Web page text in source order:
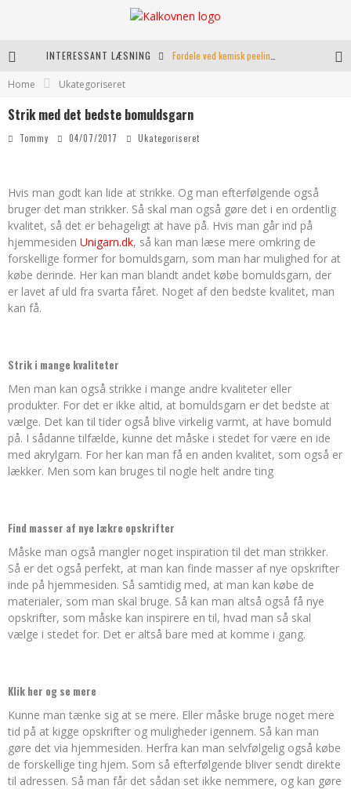
INTERESSANT LÆSNING
Home Ukategoriseret
Strik med det bedste bomuldsgarn
Tommy 04/07/2017 Ukategoriseret
Hvis man godt kan lide at strikke. Og man efterfølgende også
bruger det man strikker. Så skal man også gøre det i en ordentlig
kvalitet, så det er behageligt at have på. Hvis man går ind på
hjemmesiden Unigarn.dk, så kan man læse mere omkring de
forskellige former for bomuldsgarn, som man har mulighed for at
købe derinde. Her kan man blandt andet købe bomuldsgarn, der
er lavet af uld fra svarta fåret. Noget af den bedste kvalitet, man
kan få.
Strik i mange kvaliteter
Men man kan også strikke i mange andre kvaliteter eller
produkter. For det er ikke altid, at bomuldsgarn er det bedste at
vælge. Det kan til tider også blive virkelig varmt, at have bomuld
på. I sådanne tilfælde, kunne det måske i stedet for være en ide
med akrylgarn. For her kan man få en anden kvalitet, som også er
lækker. Men som kan bruges til nogle helt andre ting
Find masser af nye lækre opskrifter
Måske man også mangler noget inspiration til det man strikker.
Så er det også perfekt, at man kan finde masser af nye opskrifter
inde på hjemmesiden. Så samtidig med, at man kan købe de
materialer, som man skal bruge. Så kan man altså også få nye
opskrifter, som måske kan inspirere en til, hvad man så skal
vælge i stedet for. Det er altså bare med at komme i gang.
Klik her og se mere
Kunne man tænke sig at se mere. Eller måske bruge noget mere
tid på at kigge opskrifter og muligheder igennem. Så kan man
gøre det via hjemmesiden. Herfra kan man selvfølgelig også købe
de forskellige ting hjem. Som så efterfølgende bliver sendt direkte
til adressen. Så man får det sådan set ikke nemmere, og kan gøre